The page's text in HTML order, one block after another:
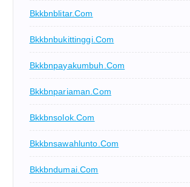
Bkkbnblitar.com
Bkkbnbukittinggi.com
Bkkbnpayakumbuh.com
Bkkbnpariaman.com
Bkkbnsolok.com
Bkkbnsawahlunto.com
Bkkbndumai.com